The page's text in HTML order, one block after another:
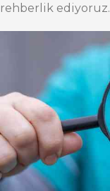
rehberlik ediyoruz.